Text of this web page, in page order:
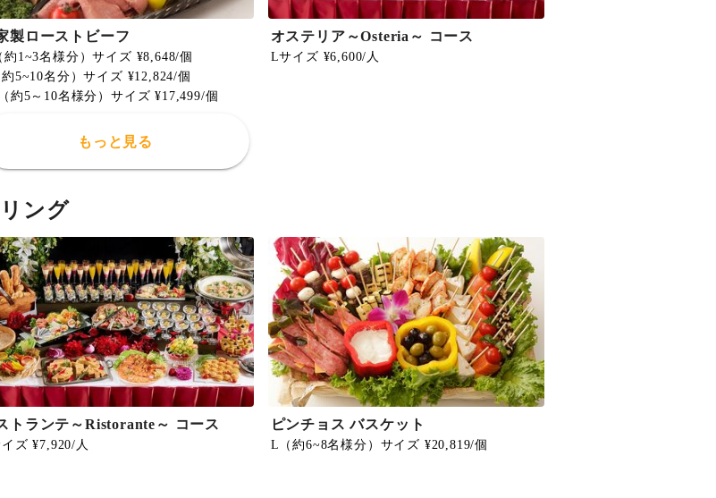
製ローストビーフ
約1~3名様分）サイズ ¥8,648/個
5~10名分）サイズ ¥12,824/個
約5～10名様分）サイズ ¥17,499/個
オステリア～Osteria～ コース
Lサイズ ¥6,600/人
もっと見る
ング
トランテ～Ristorante～ コース
ズ ¥7,920/人
ピンチョス バスケット
L（約6~8名様分）サイズ ¥20,819/個